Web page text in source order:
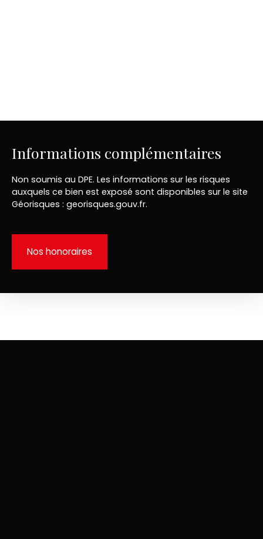
Informations complémentaires
Non soumis au DPE. Les informations sur les risques
auxquels ce bien est exposé sont disponibles sur le site
Géorisques : georisques.gouv.fr.
Nos honoraires